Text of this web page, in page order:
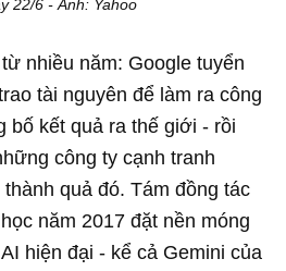
22/6 - Ảnh: Yahoo
nhiều năm: Google tuyển
tài nguyên để làm ra công
bố kết quả ra thế giới - rồi
công ty cạnh tranh
quả đó. Tám đồng tác
năm 2017 đặt nền móng
hiện đại - kể cả Gemini của